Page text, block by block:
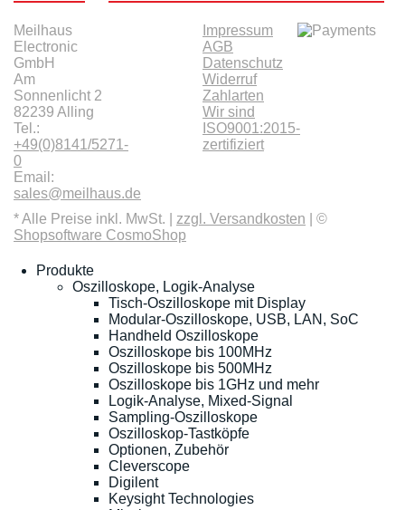
Meilhaus
Electronic
GmbH
Am
Sonnenlicht 2
82239 Alling
Tel.:
+49(0)8141/5271-
0
Email:
sales@meilhaus.de
Impressum
AGB
Datenschutz
Widerruf
Zahlarten
Wir sind
ISO9001:2015-
zertifiziert
* Alle Preise inkl. MwSt. | zzgl. Versandkosten | ©
Shopsoftware CosmoShop
Produkte
Oszilloskope, Logik-Analyse
Tisch-Oszilloskope mit Display
Modular-Oszilloskope, USB, LAN, SoC
Handheld Oszilloskope
Oszilloskope bis 100MHz
Oszilloskope bis 500MHz
Oszilloskope bis 1GHz und mehr
Logik-Analyse, Mixed-Signal
Sampling-Oszilloskope
Oszilloskop-Tastköpfe
Optionen, Zubehör
Cleverscope
Digilent
Keysight Technologies